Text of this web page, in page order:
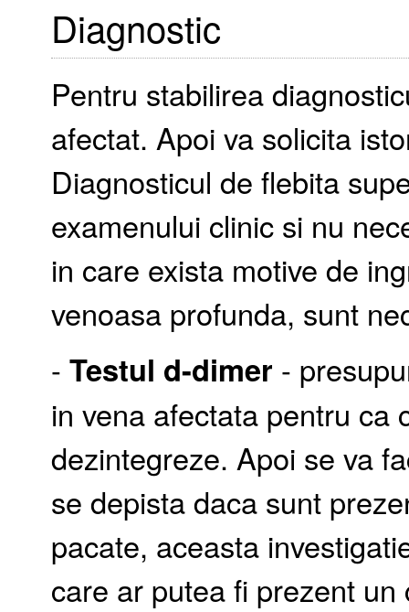
Diagnostic
Pentru stabilirea
afectat. Apoi va solicita
Diagnosticul de flebita
examenului clinic si nu
in care exista motive de
venoasa profunda, sunt
-Testul d-dimer -
in vena afectata pentru ca
dezintegreze. Apoi se va
se depista daca sunt
pacate, aceasta
care ar putea fi prezent